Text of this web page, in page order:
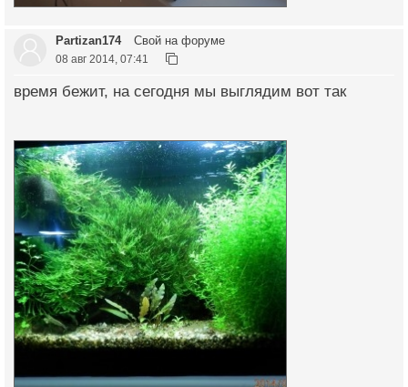
Partizan174 Свой на форуме
08 авг 2014, 07:41
время бежит, на сегодня мы выглядим вот так